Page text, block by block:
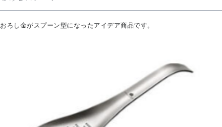
おろし金がスプーン型になったアイデア商品です。